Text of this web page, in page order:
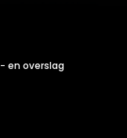
en overslag